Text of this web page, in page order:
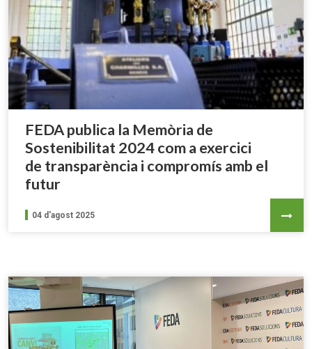
FEDA publica la Memòria de
Sostenibilitat 2024 com a exercici
de transparència i compromís amb el
futur
04 d'agost 2025